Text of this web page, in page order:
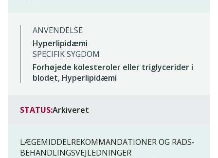
ANVENDELSE
Hyperlipidæmi
SPECIFIK SYGDOM
Forhøjede kolesteroler eller triglycerider i
blodet, Hyperlipidæmi
STATUS:Arkiveret
LÆGEMIDDELREKOMMANDATIONER OG RADS-
BEHANDLINGSVEJLEDNINGER